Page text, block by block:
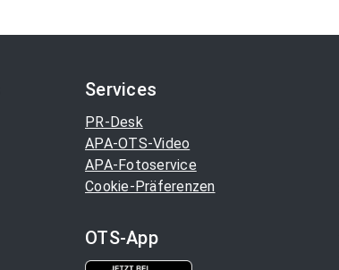
Services
PR-Desk
APA-OTS-Video
APA-Fotoservice
Cookie-Präferenzen
OTS-App